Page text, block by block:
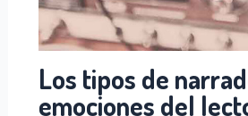
Los tipos de
emociones del